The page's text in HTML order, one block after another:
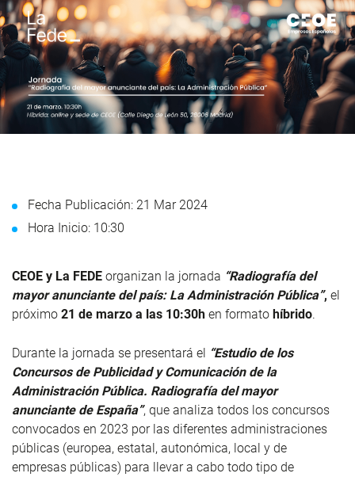
Fecha Publicación: 21 Mar 2024
Hora Inicio: 10:30
CEOE y La FEDE organizan la jornada “Radiografía del
mayor anunciante del país: La Administración Pública”, el
próximo 21 de marzo a las 10:30h en formato híbrido.
Durante la jornada se presentará el “Estudio de los
Concursos de Publicidad y Comunicación de la
Administración Pública. Radiografía del mayor
anunciante de España”, que analiza todos los concursos
convocados en 2023 por las diferentes administraciones
públicas (europea, estatal, autonómica, local y de
empresas públicas) para llevar a cabo todo tipo de